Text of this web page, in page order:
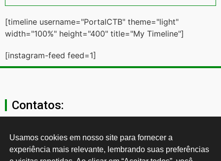
[timeline username="PortalCTB" theme="light"
width="100%" height="400" title="My Timeline"]
[instagram-feed feed=1]
Contatos:
secgeral@ctb.org.br
11 3874-0040
Usamos cookies em nosso site para fornecer a
experiência mais relevante, lembrando suas preferências